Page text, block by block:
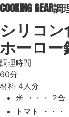
COOKING GEAR調
シリコ
ホーロー
調理時間
60分
材料 4人分
米 ・・・ 2合
トマト ・・・